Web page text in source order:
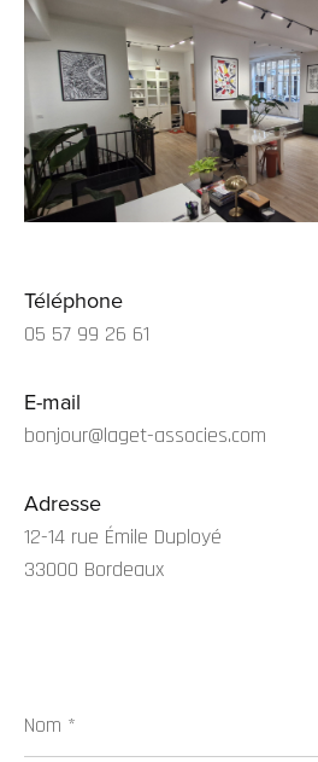
Téléphone
05 57 99 26 61
E-mail
bonjour@laget-associes.com
Adresse
12-14 rue Émile Duployé
33000 Bordeaux
*